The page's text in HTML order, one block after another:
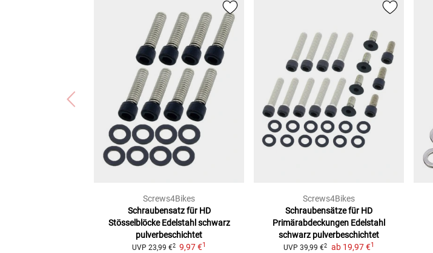
Screws4Bikes
Schraubensatz für HD
Stösselblöcke Edelstahl schwarz
pulverbeschichtet
UVP 23,99 €2 9,97 €1
Screws4Bikes
Schraubensätze für HD
Primärabdeckungen Edelstahl
schwarz pulverbeschichtet
UVP 39,99 €2 ab 19,97 €1